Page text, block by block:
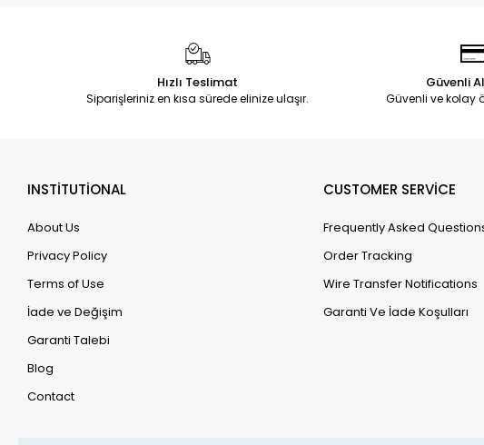
Hızlı Teslimat
Siparişleriniz en kısa sürede elinize ulaşır.
Güvenli
Güvenli ve kolay
INSTİTUTİONAL
About Us
Privacy Policy
Terms of Use
İade ve Değişim
Garanti Talebi
Blog
Contact
CUSTOMER SERVİCE
Frequently Asked
Order Tracking
Wire Transfer Notifications
Garanti Ve İade Koşulları